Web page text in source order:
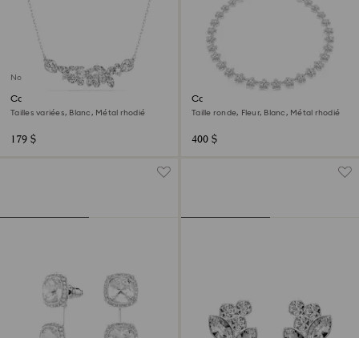
Nouveau
Collier Diapason
Tailles variées, Blanc, Métal rhodié
179 $
Collier Ariana Grande x
Swarovski
Taille ronde, Fleur, Blanc, Métal rhodié
400 $